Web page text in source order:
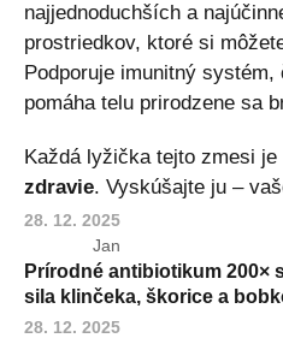
najjednoduchších a
prostriedkov, ktoré si
Podporuje imunitný
pomáha telu prirodzene sa
Každá lyžička tejto zmesi je
zdravie. Vyskúšajte ju –
28. 12. 2025
Jan
Prírodné antibiotikum 200×
sila klinčeka, škorice a
28. 12. 2025